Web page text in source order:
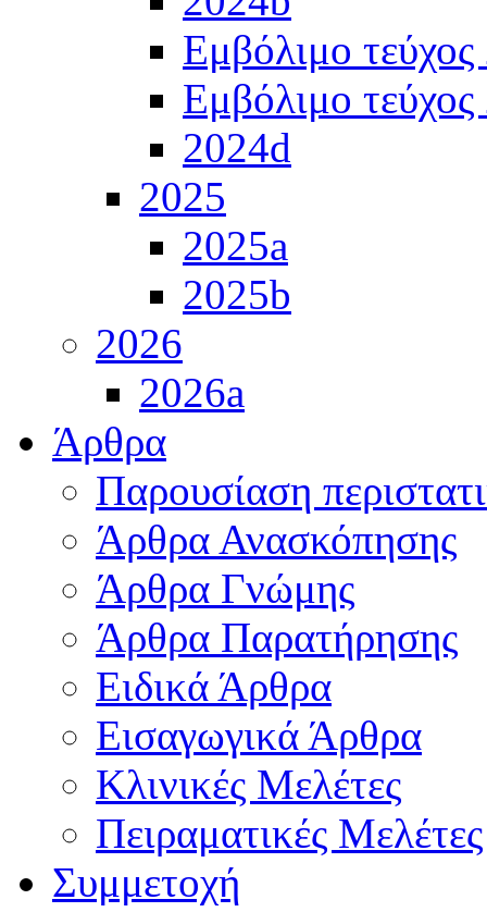
Εμβόλιμο
Εμβόλιμο
2024d
2025
2025a
2025b
2026
2026a
Άρθρα
Παρουσίαση
Άρθρα Ανασκόπησης
Άρθρα Γνώμης
Άρθρα Παρατήρησης
Ειδικά Άρθρα
Εισαγωγικά Άρθρα
Κλινικές Μελέτες
Πειραματικές Μελέτες
Συμμετοχή